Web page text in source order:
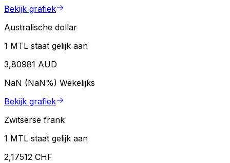
Bekijk grafiek
Australische dollar
1 MTL staat gelijk aan
3,80981 AUD
NaN (NaN%) Wekelijks
Bekijk grafiek
Zwitserse frank
1 MTL staat gelijk aan
2,17512 CHF